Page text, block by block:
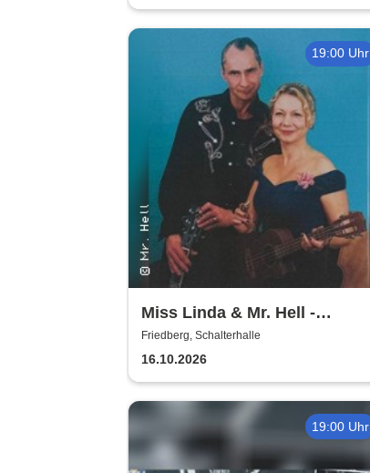
19:00 Uhr
Miss Linda & Mr. Hell -
Schalterhalle
Friedberg, Schalterhalle
16.10.2026
19:00 Uhr